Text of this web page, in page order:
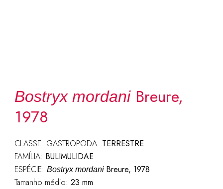
Bostryx mordaniBreure,
1978
CLASSE: GASTROPODA: TERRESTRE
FAMÍLIA: BULIMULIDAE
ESPÉCIE: Bostryx mordani Breure, 1978
Tamanho médio: 23 mm